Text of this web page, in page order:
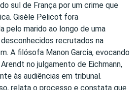
sul de França por um crime que
Gisèle Pelicot fora
pelo marido ao longo de uma
recrutados na
A filósofa Manon Garcia, evocando
no julgamento de Eichmann,
às audiências em tribunal.
relata o processo e constata que